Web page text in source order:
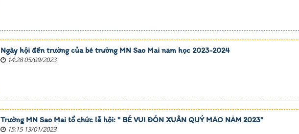
Ngày hội đến trường của bé trường MN Sao Mai năm học 2023-2024
14:28 05/09/2023
Trường MN Sao Mai tổ chức lễ hội: " BÉ VUI ĐÓN XUÂN QUÝ MÃO NĂM 2023"
15:15 13/01/2023